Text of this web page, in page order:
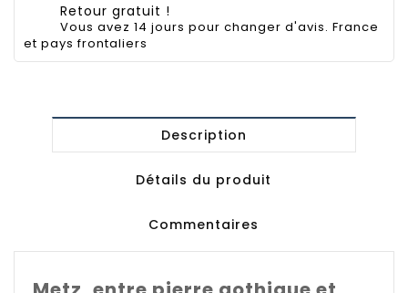
Retour gratuit !
Vous avez 14 jours pour changer d'avis. France
et pays frontaliers
Description
Détails du produit
Commentaires